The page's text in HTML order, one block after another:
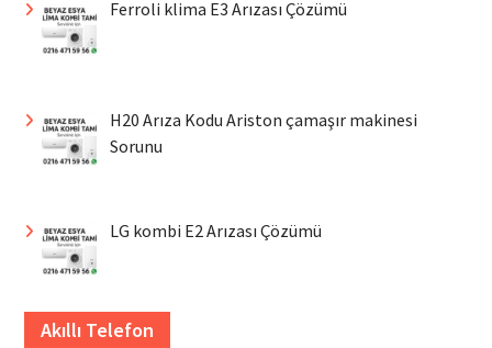
Ferroli klima E3 Arızası Çözümü
H20 Arıza Kodu Ariston çamaşır makinesi
Sorunu
LG kombi E2 Arızası Çözümü
Akıllı Telefon